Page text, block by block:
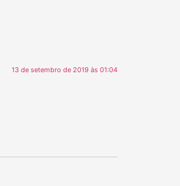
13 de setembro de 2019 às 01:04